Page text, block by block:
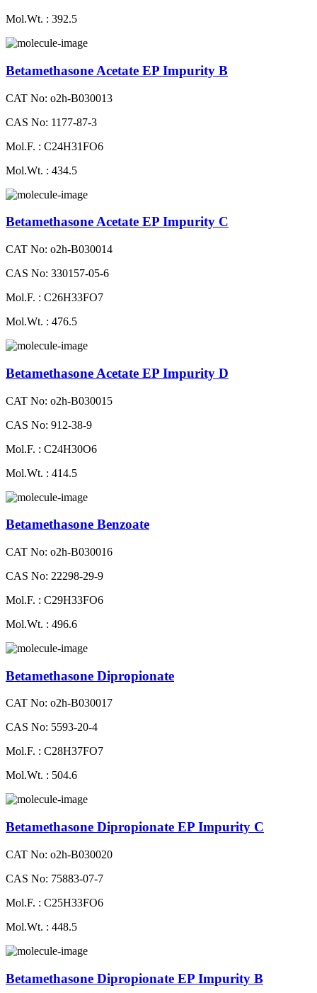
Mol.Wt. : 392.5
Betamethasone Acetate EP Impurity B
CAT No: o2h-B030013
CAS No: 1177-87-3
Mol.F. : C24H31FO6
Mol.Wt. : 434.5
Betamethasone Acetate EP Impurity C
CAT No: o2h-B030014
CAS No: 330157-05-6
Mol.F. : C26H33FO7
Mol.Wt. : 476.5
Betamethasone Acetate EP Impurity D
CAT No: o2h-B030015
CAS No: 912-38-9
Mol.F. : C24H30O6
Mol.Wt. : 414.5
Betamethasone Benzoate
CAT No: o2h-B030016
CAS No: 22298-29-9
Mol.F. : C29H33FO6
Mol.Wt. : 496.6
Betamethasone Dipropionate
CAT No: o2h-B030017
CAS No: 5593-20-4
Mol.F. : C28H37FO7
Mol.Wt. : 504.6
Betamethasone Dipropionate EP Impurity C
CAT No: o2h-B030020
CAS No: 75883-07-7
Mol.F. : C25H33FO6
Mol.Wt. : 448.5
Betamethasone Dipropionate EP Impurity B